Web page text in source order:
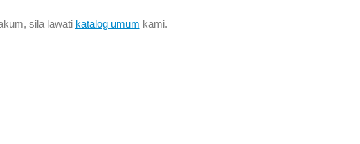
sila lawati katalog umum kami.